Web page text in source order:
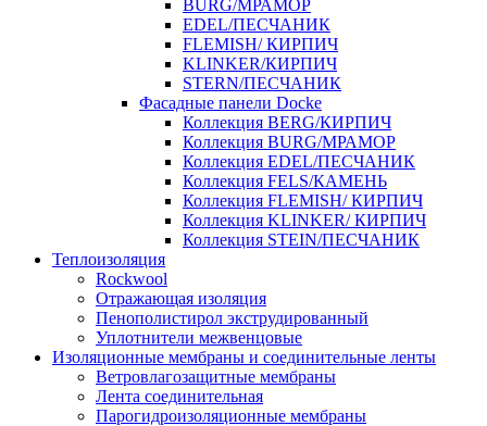
BURG/МРАМОР
EDEL/ПЕСЧАНИК
FLEMISH/ КИРПИЧ
KLINKER/КИРПИЧ
STERN/ПЕСЧАНИК
Фасадные панели Docke
Коллекция BERG/КИРПИЧ
Коллекция BURG/МРАМОР
Коллекция EDEL/ПЕСЧАНИК
Коллекция FELS/КАМЕНЬ
Коллекция FLEMISH/ КИРПИЧ
Коллекция KLINKER/ КИРПИЧ
Коллекция STEIN/ПЕСЧАНИК
Теплоизоляция
Rockwool
Отражающая изоляция
Пенополистирол экструдированный
Уплотнители межвенцовые
Изоляционные мембраны и соединительные ленты
Ветровлагозащитные мембраны
Лента соединительная
Парогидроизоляционные мембраны